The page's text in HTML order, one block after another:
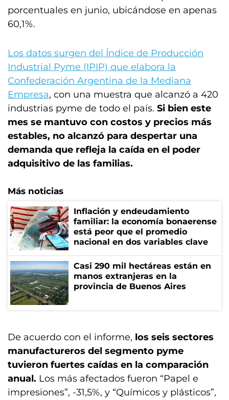
porcentuales en junio, ubicándose en apenas
60,1%.
Los datos surgen del Índice de Producción
Industrial Pyme (IPIP) que elabora la
Confederación Argentina de la Mediana
Empresa, con una muestra que alcanzó a 420
industrias pyme de todo el país. Si bien este
mes se mantuvo con costos y precios más
estables, no alcanzó para despertar una
demanda que refleja la caída en el poder
adquisitivo de las familias.
Más noticias
Inflación y endeudamiento
familiar: la economía bonaerense
está peor que el promedio
nacional en dos variables clave
Casi 290 mil hectáreas están en
manos extranjeras en la
provincia de Buenos Aires
De acuerdo con el informe, los seis sectores
manufactureros del segmento pyme
tuvieron fuertes caídas en la comparación
anual. Los más afectados fueron “Papel e
impresiones”, -31,5%, y “Químicos y plásticos”,